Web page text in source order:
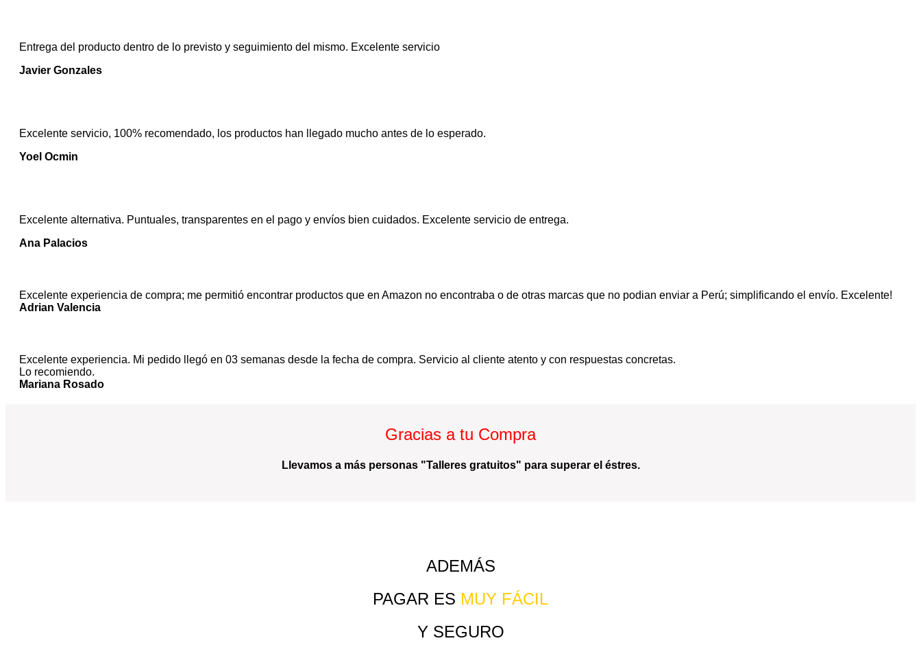
Entrega del producto dentro de lo previsto y seguimiento del mismo. Excelente servicio
Javier Gonzales
Excelente servicio, 100% recomendado, los productos han llegado mucho antes de lo esperado.
Yoel Ocmin
Excelente alternativa. Puntuales, transparentes en el pago y envíos bien cuidados. Excelente servicio de entrega.
Ana Palacios
Excelente experiencia de compra; me permitió encontrar productos que en Amazon no encontraba o de otras marcas que no podian enviar a Perú; simplificando el envío. Excelente!
Adrian Valencia
Excelente experiencia. Mi pedido llegó en 03 semanas desde la fecha de compra. Servicio al cliente atento y con respuestas concretas.
Lo recomiendo.
Mariana Rosado
Gracias a tu Compra
Llevamos a más personas "Talleres gratuitos" para superar el éstres.
ADEMÁS
PAGAR ES MUY FÁCIL
Y SEGURO